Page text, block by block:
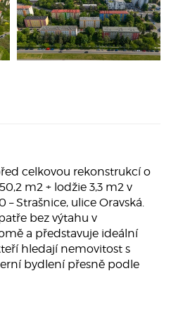
celkovou rekonstrukcí o
m2 + lodžie 3,3 m2 v
Strašnice, ulice Oravská.
bez výtahu v
a představuje ideální
hledají nemovitost s
bydlení přesně podle